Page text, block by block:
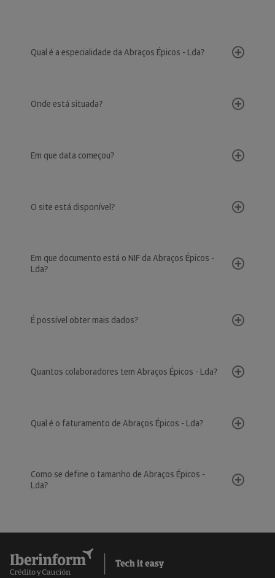
Qual é a especialidade da Abraços Épicos - Lda?
Onde está situada?
Em que data começou?
O site está disponível?
Em que documento está o NIF da Abraços Épicos -
Lda?
É possível obter mais dados?
Quantos colaboradores tem Abraços Épicos - Lda?
Qual é o faturamento de Abraços Épicos - Lda?
Como se define o tamanho de Abraços Épicos -
Lda?